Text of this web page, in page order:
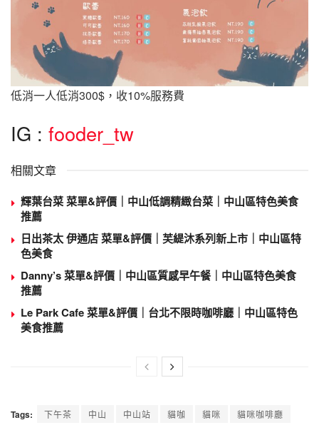
低消一人低消300$，收10%服務費
IG : fooder_tw
相關文章
輝葉台菜 菜單&評價｜中山低調精緻台菜｜中山區特色美食
推薦
日出茶太 伊通店 菜單&評價｜芙緹沐系列新上市｜中山區特
色美食
Danny’s 菜單&評價｜中山區質感早午餐｜中山區特色美食
推薦
Le Park Cafe 菜單&評價｜台北不限時咖啡廳｜中山區特色
美食推薦
Tags: 下午茶 中山 中山站 貓咖 貓咪 貓咪咖啡廳